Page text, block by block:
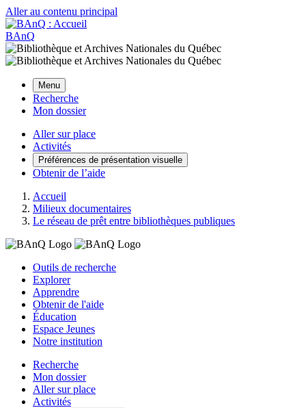
Aller au contenu principal
BAnQ
Menu
Recherche
Mon dossier
Aller sur place
Activités
Préférences de présentation visuelle
Obtenir de l’aide
Accueil
Milieux documentaires
Le réseau de prêt entre bibliothèques publiques
Outils de recherche
Explorer
Apprendre
Obtenir de l'aide
Éducation
Espace Jeunes
Notre institution
Recherche
Mon dossier
Aller sur place
Activités